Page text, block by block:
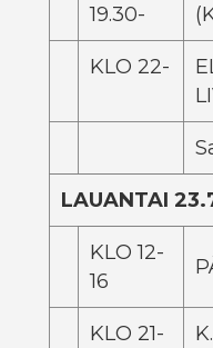
19.30-
KLO 22-
LAUANTAI
KLO 12-
16
KLO 21-